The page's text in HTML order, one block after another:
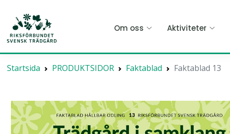
Hoppa
huvudinnehållet
Om oss Aktiviteter
Startsida PRODUKTSIDOR Faktablad Faktablad 13